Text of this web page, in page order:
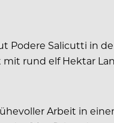
Salicutti in
rund elf Hektar
Arbeit in